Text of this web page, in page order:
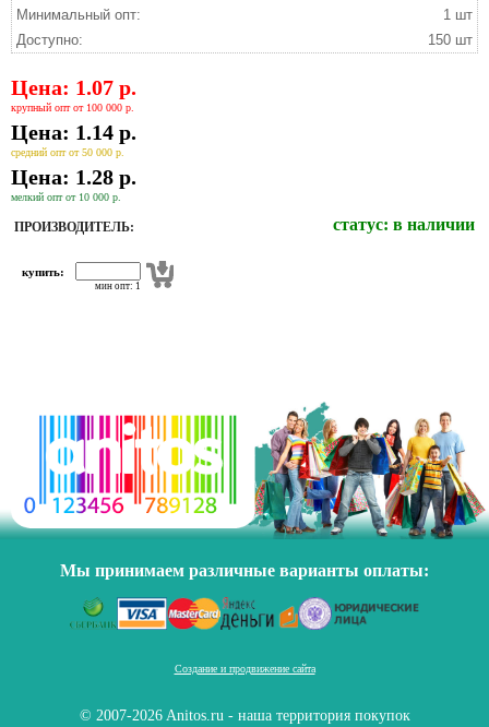
Минимальный опт:
1 шт
Доступно:
150 шт
Цена: 1.07 р.
крупный опт от 100 000 р.
Цена: 1.14 р.
средний опт от 50 000 р.
Цена: 1.28 р.
мелкий опт от 10 000 р.
ПРОИЗВОДИТЕЛЬ: статус: в наличии
купить:
мин опт: 1
Мы принимаем различные варианты оплаты:
Создание и продвижение сайта
© 2007-2026 Anitos.ru - наша территория покупок